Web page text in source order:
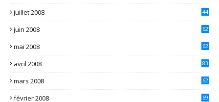
juillet 2008 44
juin 2008 62
mai 2008 62
avril 2008 83
mars 2008 62
février 2008 69